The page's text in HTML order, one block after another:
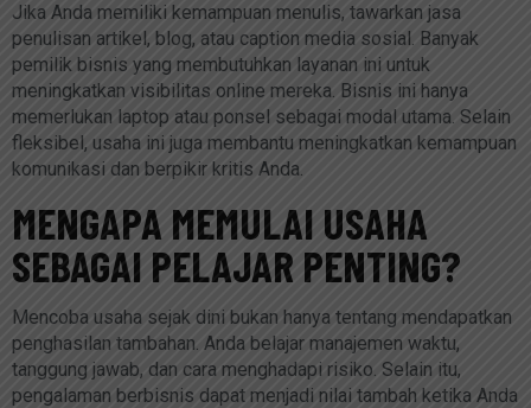
Jika Anda memiliki kemampuan menulis, tawarkan jasa
penulisan artikel, blog, atau caption media sosial. Banyak
pemilik bisnis yang membutuhkan layanan ini untuk
meningkatkan visibilitas online mereka. Bisnis ini hanya
memerlukan laptop atau ponsel sebagai modal utama. Selain
fleksibel, usaha ini juga membantu meningkatkan kemampuan
komunikasi dan berpikir kritis Anda.
MENGAPA MEMULAI USAHA
SEBAGAI PELAJAR PENTING?
Mencoba usaha sejak dini bukan hanya tentang mendapatkan
penghasilan tambahan. Anda belajar manajemen waktu,
tanggung jawab, dan cara menghadapi risiko. Selain itu,
pengalaman berbisnis dapat menjadi nilai tambah ketika Anda